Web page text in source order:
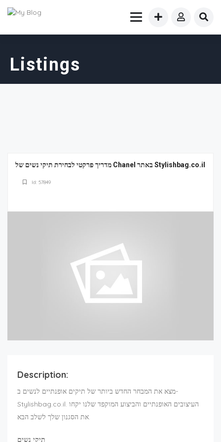
Listings
מדריך פרקטי לבחירת תיקי נשים של Chanel באתר Stylishbag.co.il
Id: 57849
Description:
מצא את המבחר החדש ביותר של תיקים אופנתיים לנשים ב-
Stylishbag.co.il. העיצובים האופנתיים והביצוע המוקפד שלנו יקחו
את הסגנון שלך לשלב הבא.
תיקי נשים